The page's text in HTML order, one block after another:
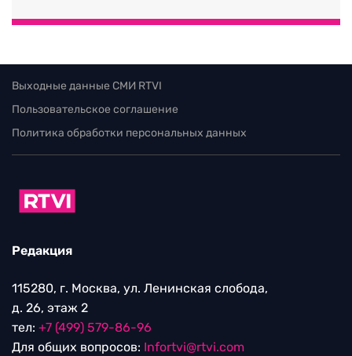
Выходные данные СМИ RTVI
Пользовательское соглашение
Политика обработки персональных данных
Редакция
115280, г. Москва, ул. Ленинская слобода,
д. 26, этаж 2
тел: +7 (499) 579-86-96
Для общих вопросов: Infortvi@rtvi.com